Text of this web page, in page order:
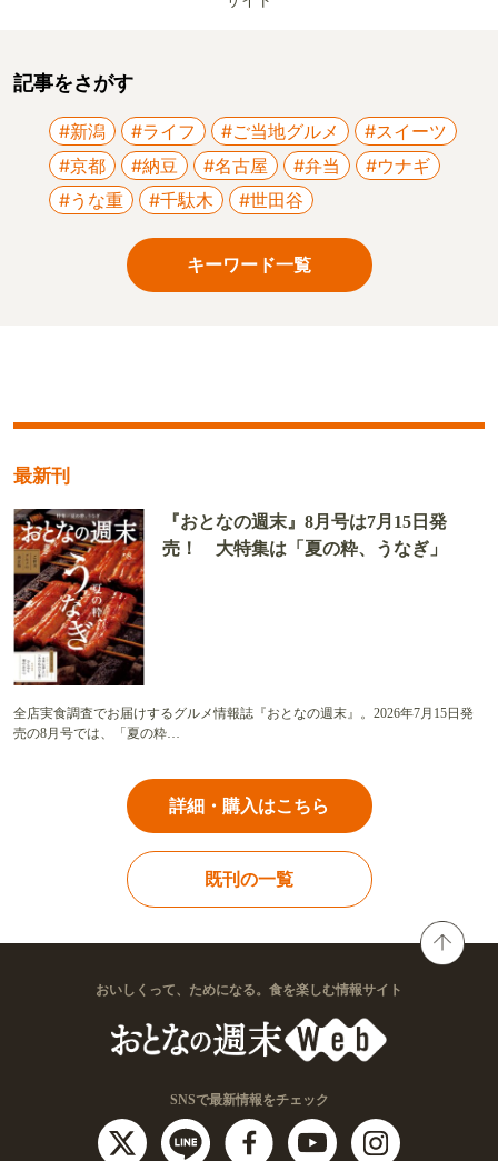
記事をさがす
#新潟 #ライフ #ご当地グルメ
#スイーツ
#京都
#納豆 #名古屋 #弁当
#ウナギ
#うな重
#千駄木 #世田谷
キーワード一覧
最新刊
『おとなの週末』8月号は7月15日発
売！ 大特集は「夏の粋、うなぎ」
全店実食調査でお届けするグルメ情報誌『おとなの週末』。2026年7月15日発
売の8月号では、「夏の粋…
詳細・購入はこちら
既刊の一覧
おいしくって、ためになる。食を楽しむ情報サイト
SNSで最新情報をチェック